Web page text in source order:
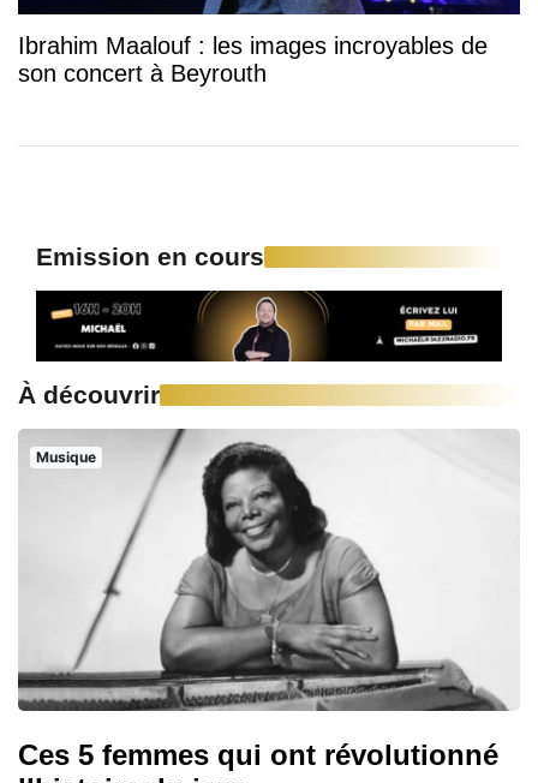
Ibrahim Maalouf : les images incroyables de
son concert à Beyrouth
Emission en cours
À découvrir
Musique
Ces 5 femmes qui ont révolutionné